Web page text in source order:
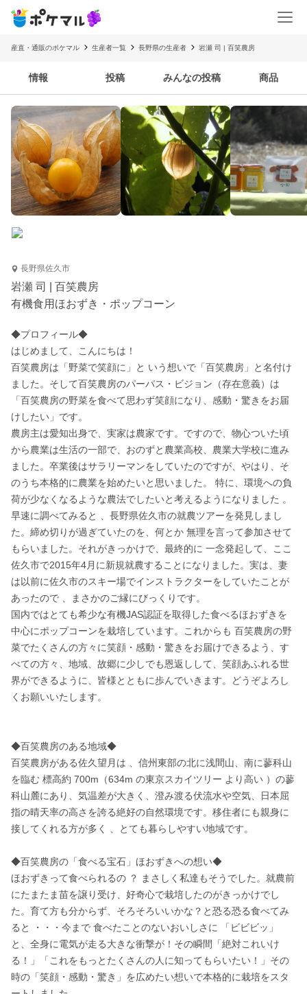
産直・通販のポケマル 生産者一覧 長野県の生産者 岩瀬 司 | 百笑農房
情報 投稿 みんなの投稿 商品
長野県佐久市
岩瀬 司 | 百笑農房
有機食用ほおずき・ポップコーン
◆プロフィール◆
はじめまして、こんにちは！
百笑農房は「野菜で笑顔に」と いう想いで「百笑農房」と名付け
ました。そして百笑農房のパーパス・ビジョン（存在意義）は
「百笑農房の野菜を食べて思わず笑顔になり、感動・驚きをお届
けしたい」です。
農房主は愛知出身で、実家は農家です。ですので、物心ついた頃
から農業は生活の一部で、おのずと農業高校、農業大学校に進み
ました。卒業後はサラリーマンをしていたのですが、やはり、そ
のうち本格的に農業を始めたいと思いました。 特に、環境への負
荷が少なくなるような農法でしたいと考えるようになりました 。
早速に調べてみると 、長野県佐久市の就農ツアーを発見しまし
た。締め切りが過ぎていたのを、何とか 無理を言って参加させて
もらいました。それがきっかけで、最終的に 一念発起して、ここ
佐久市で2015年4月に新規就農することになりました。実は、妻
は以前に佐久市のスキー場でインストラクターをしていたことが
あったので 、まさかのご縁にびっくりです。
国内ではとても希少な有機JAS認証を取得した食べるほおずきを
中心にポップコーンを栽培しています。これからも 百笑農房の野
菜でたくさんの方々に笑顔・感動・驚きをお届けできるよう、す
べての方々、地域、故郷に少しでも恩返しして、笑顔あふれる世
界ができるように、皆様とともに歩んでいきます。どうぞよろし
くお願いいたします。
◆百笑農房のある地域◆
百笑農房がある佐久望月は 、信州東部の北に浅間⼭、南に蓼科⼭
を臨む 標高約 700m（634m の東京スカイツリー より高い ）の蓼
科⼭麓にあり、気温差が大きく、澄み渡る伏流⽔や空気、日本屈
指の晴天率の高さを誇る絶好の⾃然環境です。移住者にも親身に
接してくれる方が多く 、とても暮らしやすい地域です。
◆百笑農房の「食べる宝石」ほおずきへの想い◆
ほおずきって食べられるの ？ まさしく私達もそうでした。就農前
にたまたま苗を譲り受け、好奇心で栽培したのがきっかけでし
た。育て方も分からず、そろそろいいかな？と恐る恐る食べてみ
ると ・・・今まで 食べたことのないおいしさに 「ビビビッ」
と、全身に電気が走る大きな衝撃が！その瞬間「絶対これいけ
る！」「これをもっとたくさんの人に知ってもらいたい！」その
時の「笑顔・感動・驚き」を広めたい想いで本格的に栽培をスタ